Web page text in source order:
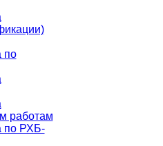
по
работам
по РХБ-